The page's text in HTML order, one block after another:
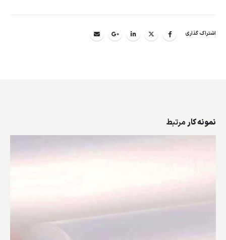
اشتراک گذاری
نمونه کارمرتبط